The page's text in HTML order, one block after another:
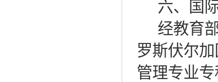
六、
国
经教育
罗斯伏尔
管理专业